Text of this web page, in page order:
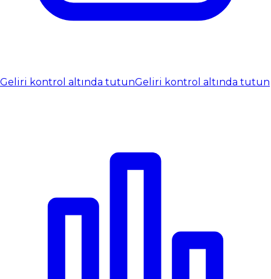
Geliri kontrol altında tutunGeliri kontrol altında tutun